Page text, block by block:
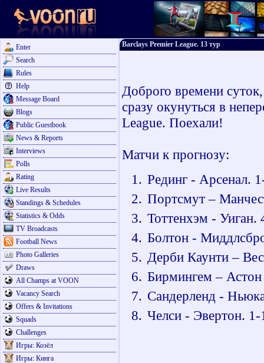
Enter
Search
Rules
Help
Message Board
Blogs
Public Guestbook
News & Reports
Interviews
Polls
Rating
Live Results
Standings & Schedules
Statistics & Odds
TV Broadcasts
Football News
Photo Galleries
Draws
All Champs at VOON
Vacancy Search
Offers & Invitations
Squads
Challenges
Игры: Козёл
Игры: Кинга
Barclays Premier League. 13 тур
Доброго времени
сразу окунуться в
League. Поехали!
Матчи к прогнозу:
Рединг - Арсенал.
Портсмут –
Тоттенхэм - Уиган.
Болтон -
Дерби Каунти –
Бирмингем –
Сандерленд -
Челси - Эвертон. 1-